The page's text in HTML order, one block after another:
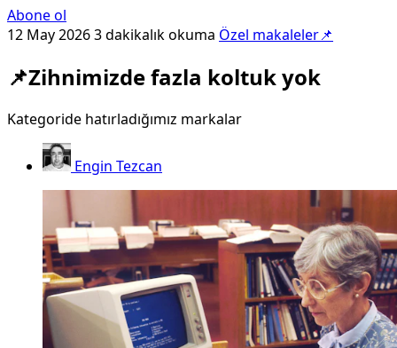
Abone ol
12 May 20263 dakikalık okuma Özel makaleler📌
📌Zihnimizde fazla koltuk yok
Kategoride hatırladığımız markalar
Engin Tezcan